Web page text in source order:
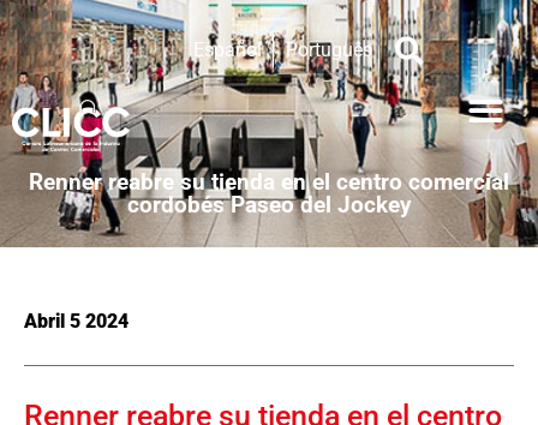
Español Português
Renner reabre su tienda en el centro comercial
cordobés Paseo del Jockey
Abril 5 2024
Renner reabre su tienda en el centro